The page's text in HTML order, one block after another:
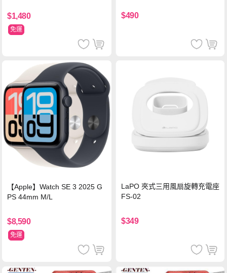
$1,480
免運
機/平板/筆電
$490
【Apple】Watch SE 3 2025 G
PS 44mm M/L
$8,590
免運
LaPO 夾式三用風扇旋轉充電座
FS-02
$349